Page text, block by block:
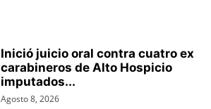
Inició juicio oral contra cuatro ex
carabineros de Alto Hospicio
imputados...
Agosto 8, 2026